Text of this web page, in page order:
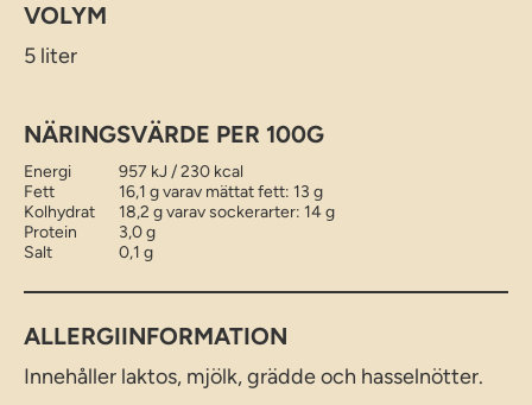
VOLYM
5 liter
NÄRINGSVÄRDE PER 100G
Energi
957 kJ / 230 kcal
Fett
16,1 g varav mättat fett: 13 g
Kolhydrat
18,2 g varav sockerarter: 14 g
Protein
3,0 g
Salt
0,1 g
ALLERGIINFORMATION
Innehåller laktos, mjölk, grädde och hasselnötter.